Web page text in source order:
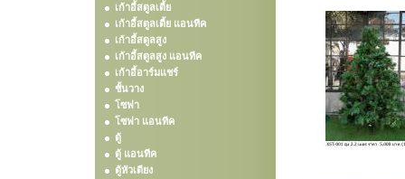
เก้าอี้สตูลเตี้ย
เก้าอี้สตูลเตี้ย แอนทีค
เก้าอี้สตูลสูง
เก้าอี้สตูลสูง แอนทีค
เก้าอี้อาร์มแชร์
ชั้นวาง
โซฟา
โซฟา แอนทีค
ตู้
ตู้ แอนทีค
ตู้หัวเตียง